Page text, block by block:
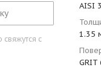
с
AISI
1.35
GRIT